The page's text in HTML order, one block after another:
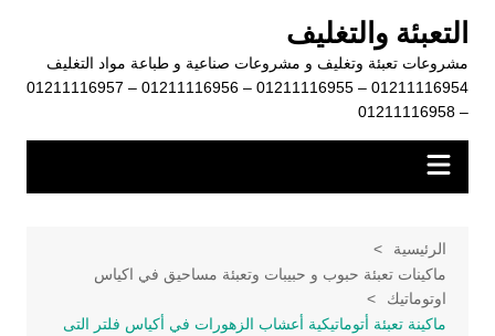
المحتوى
التعبئة والتغليف
مشروعات تعبئة وتغليف و مشروعات صناعية و طباعة مواد التغليف
01211116954 – 01211116955 – 01211116956 – 01211116957
– 01211116958
الرئيسية
ماكينات تعبئة حبوب و حبيبات وتعبئة مساحيق في اكياس
اوتوماتيك
ماكينة تعبئة أتوماتيكية أعشاب الزهورات في أكياس فلتر التى